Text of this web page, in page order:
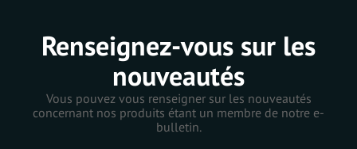
Renseignez-vous sur les
nouveautés
Vous pouvez vous renseigner sur les nouveautés
concernant nos produits étant un membre de notre e-
bulletin.